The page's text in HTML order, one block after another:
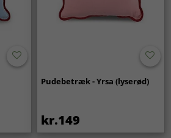
Pudebetræk - Yrsa (lyserød)
kr.149